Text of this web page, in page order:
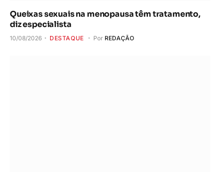
Queixas sexuais na menopausa têm tratamento,
diz especialista
10/08/2026 DESTAQUE Por REDAÇÃO